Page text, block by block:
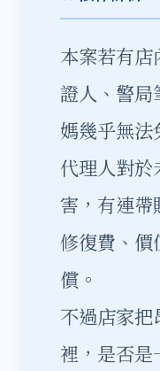
本案若有店
證人、警局
媽幾乎無
代理人對
害，有連
修復費、價
償。
不過店家
裡，是否